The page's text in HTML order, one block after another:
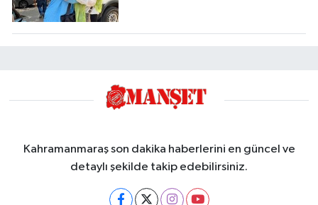
Kahramanmaraş son dakika haberlerini en güncel ve
detaylı şekilde takip edebilirsiniz.